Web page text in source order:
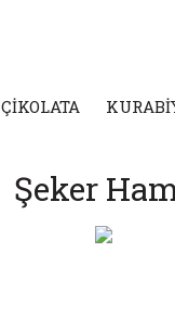
ÇİKOLATA
Şeker